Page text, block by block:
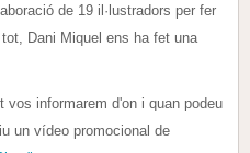
de 19 il·lustradors per fer
Dani Miquel ens ha fet una
vos informarem d'on i quan podeu
un vídeo promocional de